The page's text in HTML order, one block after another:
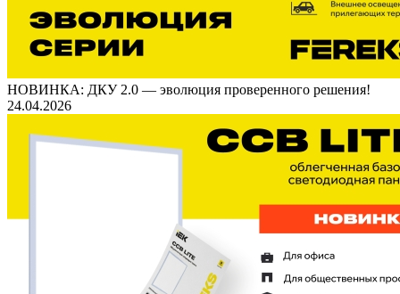
НОВИНКА: ДКУ 2.0 — эволюция проверенного решения!
24.04.2026